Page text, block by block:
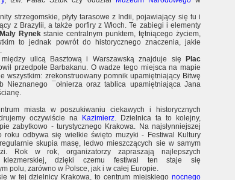
strzegomskie, płyty tarasowe z Indii, pojawiający się tu i
z Brazylii, a także porfiry z Włoch. Te zabiegi i elementy
Mały Rynekstanie centralnym punktem, tętniącego życiem,
to jednak powrót do historycznego znaczenia, jakie
ulicą Basztową i Warszawską znajduje się
Plac
przedpole Barbakanu. O wadze tego miejsca na mapie
wszystkim: zrekonstruowany pomnik upamiętniający Bitwę
Nieznanego ¯ołnierza oraz tablica upamiętniająca Jana
miasta w poszukiwaniu ciekawych i historycznych
oczywiście na
Kazimierz. Dzielnica ta to kolejny,
zabytkowo - turystycznego Krakowa. Na najsłynniejszej
odbywa się wielkie święto muzyki - Festiwal Kultury
skupia masę, ledwo mieszczących sie w samym
Rok w rok, organizatorzy zapraszają najlepszych
klezmerskiej, dzięki czemu festiwal ten staje się
polu, zarówno w Polsce, jak i w całej Europie.
w tej dzielnicy Krakowa, to centrum miejskiego nocnego